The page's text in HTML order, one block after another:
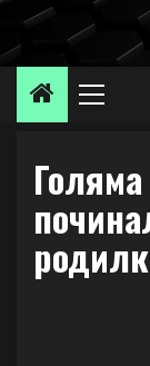
Skip
content